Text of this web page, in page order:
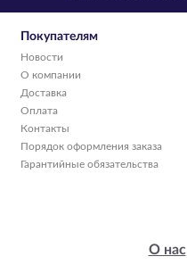
Покупателям
Новости
О компании
Доставка
Оплата
Контакты
Порядок оформления заказа
Гарантийные обязательства
О нас